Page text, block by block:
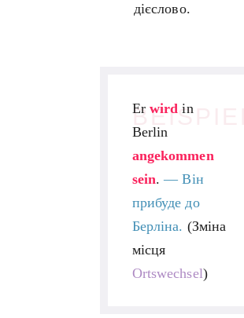
дієслово.
BEISPIEL
Er wird in
Berlin
angekommen
sein.— Він
прибуде до
Берліна. (Зміна
місця
Ortswechsel)